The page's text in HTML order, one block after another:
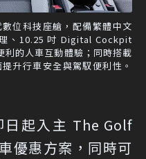
位科技座艙，配備繁體中文
、10.25 吋 Digital Cockpit
的人車互動體驗；同時搭載
升行車安全與駕馭便利性。
起入主 The Golf
優惠方案，同時可